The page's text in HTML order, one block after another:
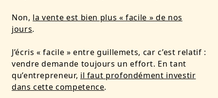
Non, la vente est bien plus « facile » de nos
jours.
J’écris « facile » entre guillemets, car c’est relatif :
vendre demande toujours un effort. En tant
qu’entrepreneur, il faut profondément investir
dans cette competence.